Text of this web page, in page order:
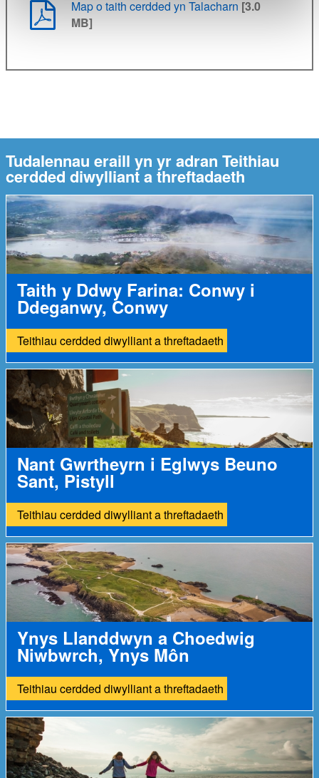
Map o taith cerdded yn Talacharn [3.0
MB]
Tudalennau eraill yn yr adran Teithiau
cerdded diwylliant a threftadaeth
Taith y Ddwy Farina: Conwy i
Ddeganwy, Conwy
Teithiau cerdded diwylliant a threftadaeth
Nant Gwrtheyrn i Eglwys Beuno
Sant, Pistyll
Teithiau cerdded diwylliant a threftadaeth
Ynys Llanddwyn a Choedwig
Niwbwrch, Ynys Môn
Teithiau cerdded diwylliant a threftadaeth